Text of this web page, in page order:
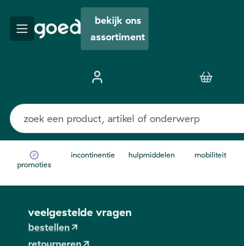
bekijk ons
assortiment
promoties
incontinentie hulpmiddelen mobiliteit
veelgestelde vragen
bestellen
retourneren